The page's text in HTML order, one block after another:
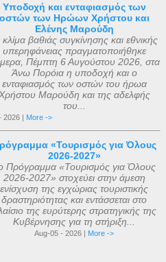
Υποδοχή και ενταφιασμός των
οστών των Ηρώων Χρήστου και
Ελένης Μαρούδη
κλίμα βαθιάς συγκίνησης και εθνικής
υπερηφάνειας πραγματοποιήθηκε
Πέμπτη 6 Αυγούστου 2026, στα
Άνω Πορόια η υποδοχή και ο
ενταφιασμός των οστών του ήρωα
Χρήστου Μαρούδη και της αδελφής
του...
2026 | More ->
«Τουρισμός για Όλους
2026-2027»
Πρόγραμμα «Τουρισμός για Όλους
2026-2027» στοχεύει στην άμεση
ενίσχυση της εγχώριας τουριστικής
δραστηριότητας και εντάσσεται στο
της ευρύτερης στρατηγικής της
Κυβέρνησης για τη στήριξη...
Aug-05 - 2026 | More ->